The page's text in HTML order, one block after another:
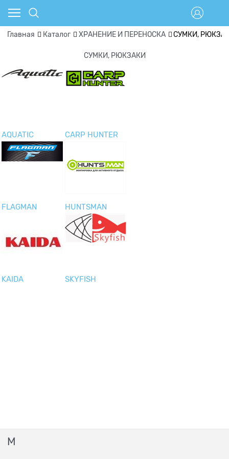
Главная Каталог ХРАНЕНИЕ И ПЕРЕНОСКА СУМКИ,
СУМКИ, РЮКЗАКИ
AQUATIC CARP HUNTER
FLAGMAN HUNTSMAN
KAIDA SKYFISH
М